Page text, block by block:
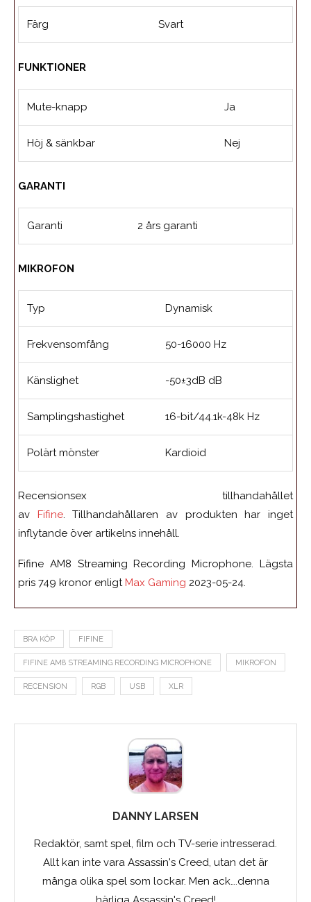
Färg Svart
FUNKTIONER
Mute-knapp Ja
Höj & sänkbar Nej
GARANTI
Garanti 2 års garanti
MIKROFON
Typ Dynamisk
Frekvensomfång 50-16000 Hz
Känslighet -50±3dB dB
Samplingshastighet 16-bit/44.1k-48k Hz
Polärt mönster Kardioid
Recensionsex tillhandahållet
av Fifine. Tillhandahållaren av produkten har inget
inflytande över artikelns innehåll.
Fifine AM8 Streaming Recording Microphone. Lägsta
pris 749 kronor enligt Max Gaming 2023-05-24.
BRA KÖP FIFINE
FIFINE AM8 STREAMING RECORDING MICROPHONE MIKROFON
RECENSION RGB USB XLR
DANNY LARSEN
Redaktör, samt spel, film och TV-serie intresserad.
Allt kan inte vara Assassin's Creed, utan det är
många olika spel som lockar. Men ack….denna